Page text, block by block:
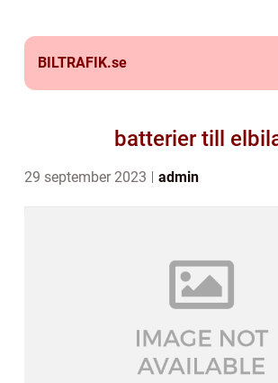
BILTRAFIK.se
batterier till
29 september 2023 admin